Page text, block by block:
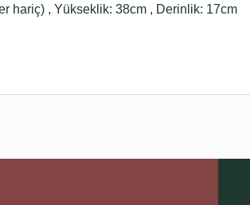
hariç) , Yükseklik: 38cm , Derinlik: 17cm